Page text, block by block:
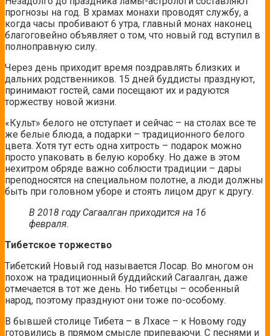
прогнозы на год. В храмах монахи проводят службу, а
когда часы пробивают 6 утра, главный монах наконец
благоговейно объявляет о том, что новый год вступил в
полноправную силу.
Через день приходит время поздравлять близких и
дальних родственников. 15 дней буддисты празднуют,
принимают гостей, сами посещают их и радуются
торжеству новой жизни.
«Культ» белого не отступает и сейчас – на столах все те
же белые блюда, а подарки – традиционного белого
цвета. Хотя тут есть одна хитрость – подарок можно
просто упаковать в белую коробку. Но даже в этом
нехитром обряде важно соблюсти традиции – дары
преподносятся на специальном полотне, а люди должны
быть при головном уборе и стоять лицом друг к другу.
В 2018 году Сагаалган приходится на 16
февраля.
Тибетское торжество
Тибетский Новый год называется Лосар. Во многом он
похож на традиционный буддийский Сагаалган, даже
отмечается в тот же день. Но тибетцы – особенный
народ, поэтому празднуют они тоже по-особому.
В бывшей столице Тибета – в Лхасе – к Новому году
готовились в прямом смысле припеваючи. С песнями и